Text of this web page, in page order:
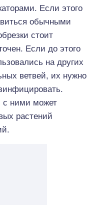
Если этого
обычными
стоит
Если до этого
на других
ветвей, их нужно
с ними может
растений